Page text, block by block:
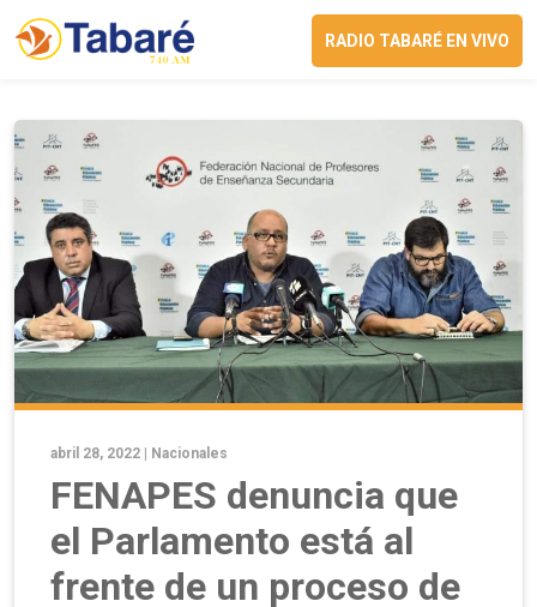
RADIO TABARÉ EN VIVO
abril 28, 2022 | Nacionales
FENAPES denuncia que
el Parlamento está al
frente de un proceso de